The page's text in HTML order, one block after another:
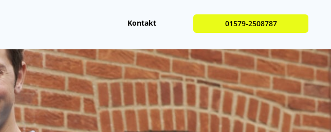
Kontakt 01579-2508787